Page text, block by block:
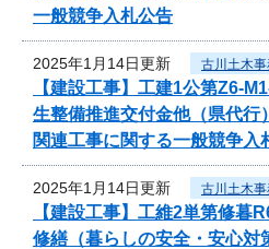
一般競争入札公告
2025年1月14日更新 古川土木
【建設工事】工建1公第Z6-
生整備推進交付金他（県代行
関連工事に関する一般競争入
2025年1月14日更新 古川土木
【建設工事】工維2単第修
修繕（暮らしの安全・安心対